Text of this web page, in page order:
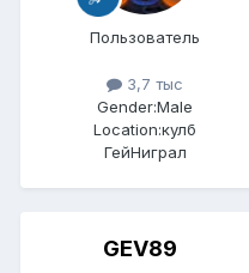
Пользователь
3,7 тыс
Gender:Male
Location:кулб
ГейНиграл
GEV89